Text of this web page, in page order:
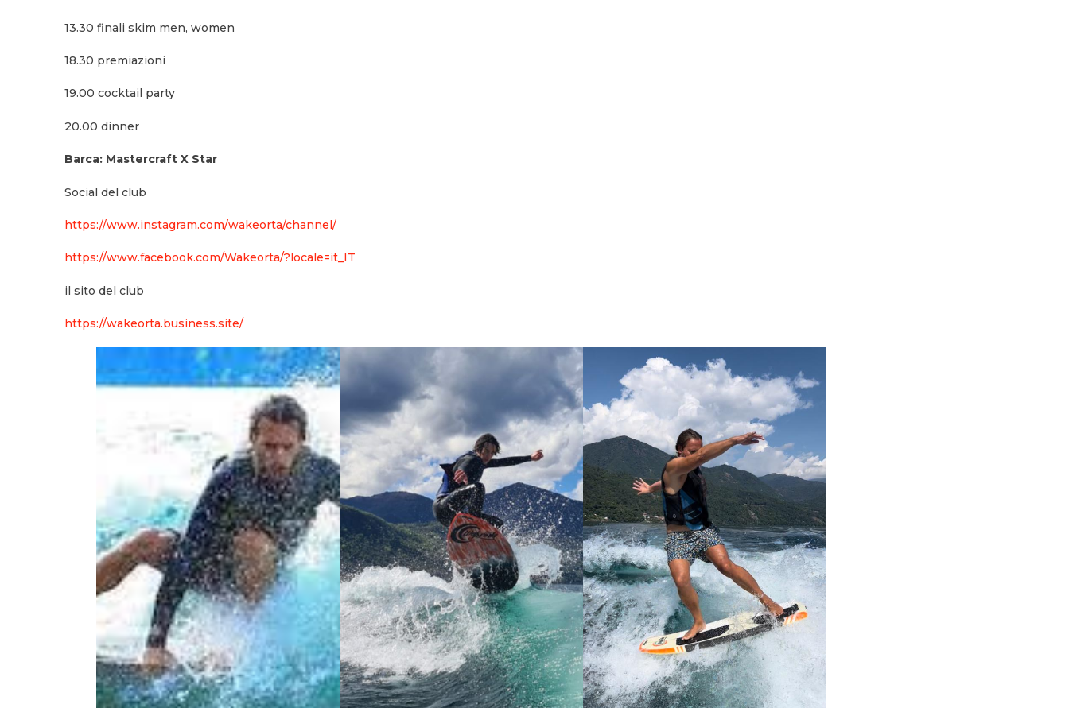
13.30 finali skim men, women
18.30 premiazioni
19.00 cocktail party
20.00 dinner
Barca: Mastercraft X Star
Social del club
https://www.instagram.com/wakeorta/channel/
https://www.facebook.com/Wakeorta/?locale=it_IT
il sito del club
https://wakeorta.business.site/